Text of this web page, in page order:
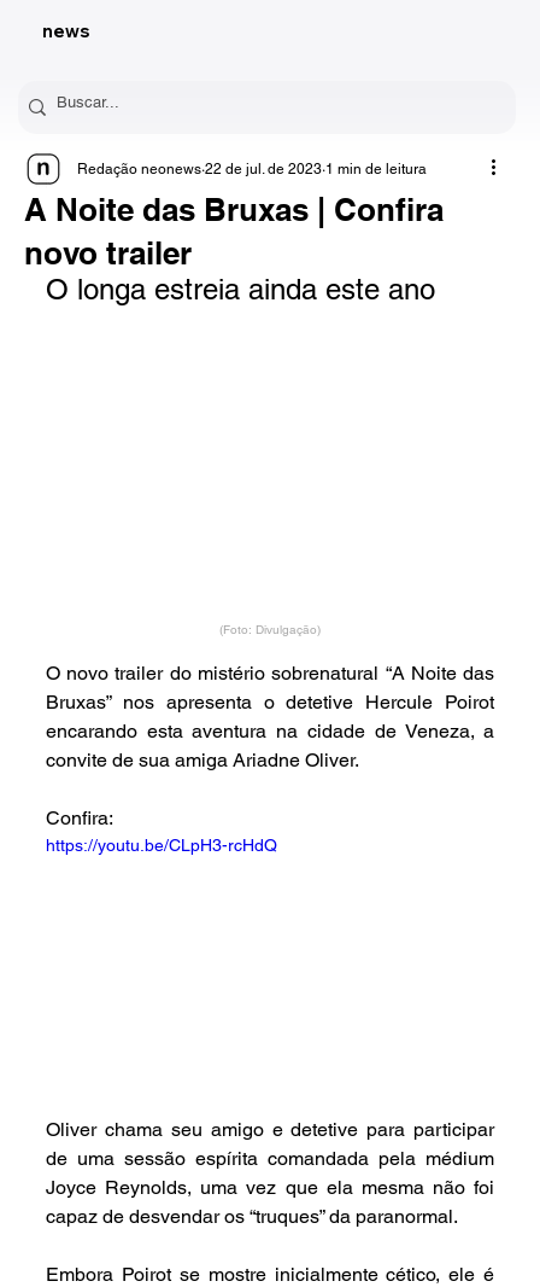
news
A Noite das Bruxas | Confira
novo trailer
Redação neonews 22 de jul. de 2023 1 min de leitura
O longa estreia ainda este ano
(Foto: Divulgação)
O novo trailer do mistério sobrenatural “A Noite das
Bruxas” nos apresenta o detetive Hercule Poirot
encarando esta aventura na cidade de Veneza, a
convite de sua amiga Ariadne Oliver.
Confira:
https://youtu.be/CLpH3-rcHdQ
Oliver chama seu amigo e detetive para participar
de uma sessão espírita comandada pela médium
Joyce Reynolds, uma vez que ela mesma não foi
capaz de desvendar os “truques” da paranormal.
Embora Poirot se mostre inicialmente cético, ele é